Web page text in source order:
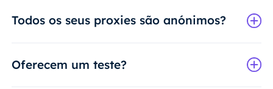
Todos os seus proxies são anónimos?
Oferecem um teste?